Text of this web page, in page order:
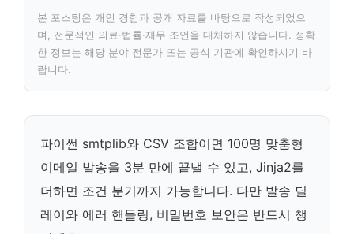
본 포스팅은 개인 경험과 공개 자료를 바탕으로 작성되었으
며, 전문적인 의료·법률·재무 조언을 대체하지 않습니다. 정확
한 정보는 해당 분야 전문가 또는 공식 기관에 확인하시기 바
랍니다.
파이썬 smtplib와 CSV 조합이면 100명 맞춤형
이메일 발송을 3분 만에 끝낼 수 있고, Jinja2를
더하면 조건 분기까지 가능합니다. 다만 발송 딜
레이와 에러 핸들링, 비밀번호 보안은 반드시 챙